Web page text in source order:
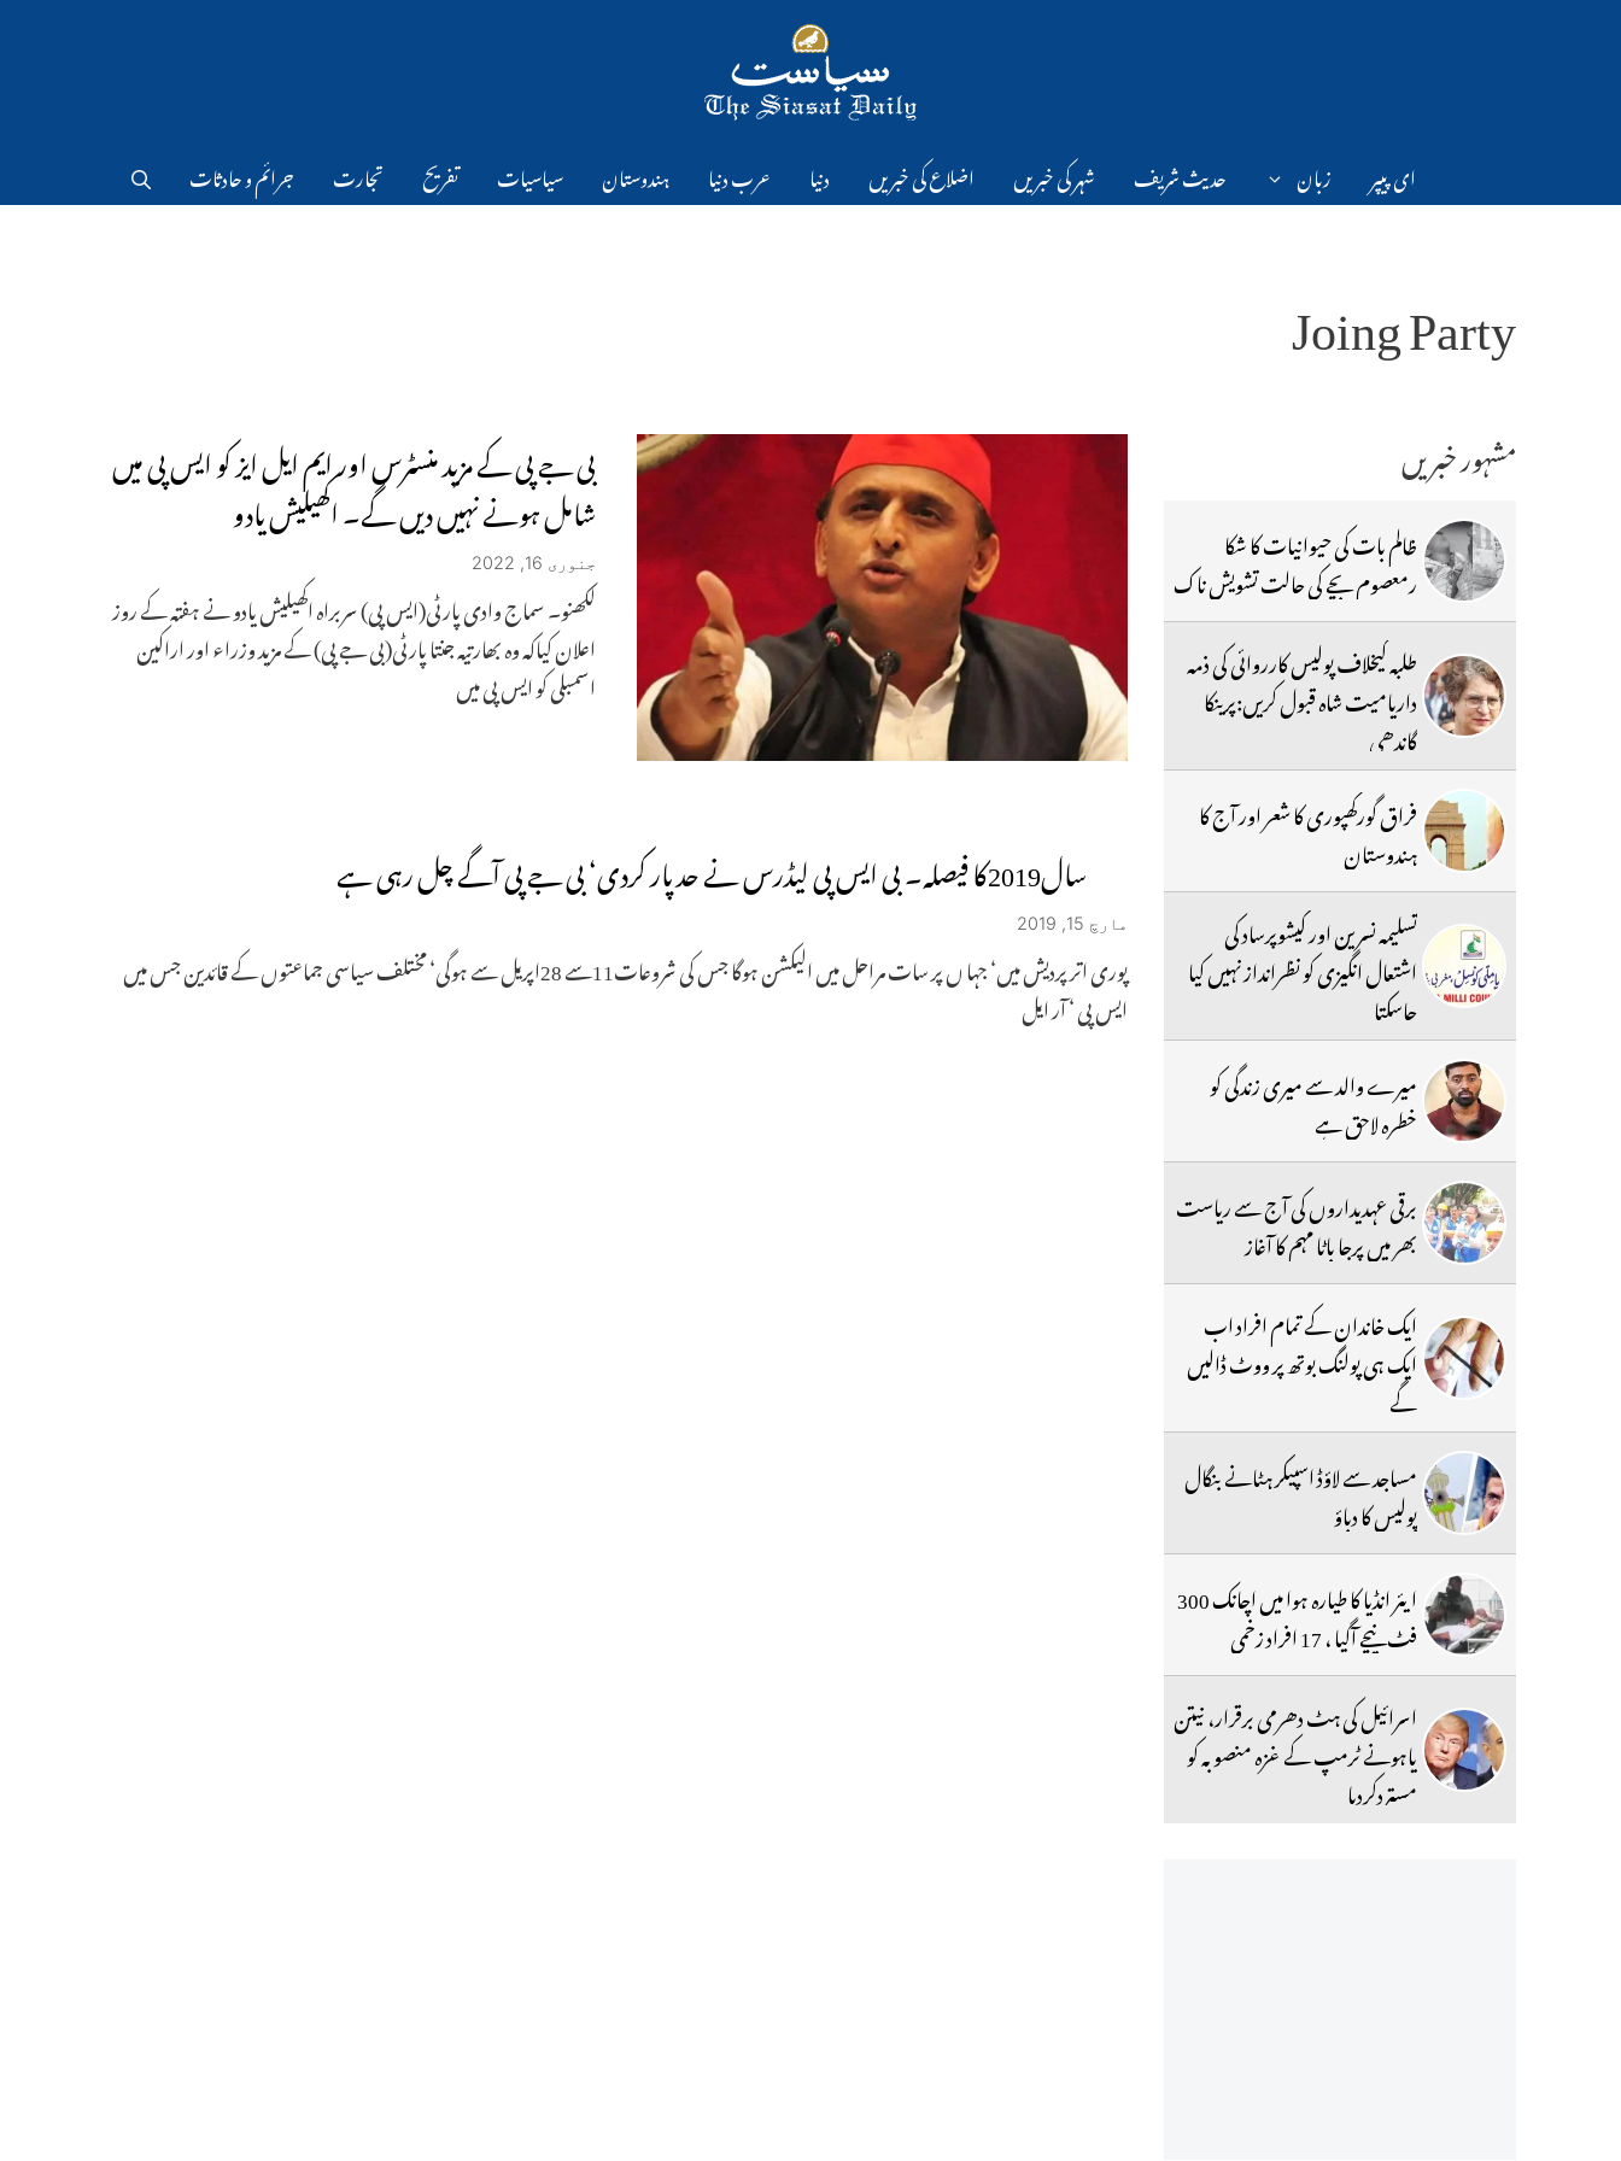
ای پیپر زبان حدیث شریف شہر کی خبریں اضلاع کی خبریں دنیا عرب دنیا ہندوستان سیاسیات تفریح تجارت جرائم و حادثات
Joing Party
بی جے پی کے مزید منسٹرس اور ایم ایل ایز کو ایس پی میں
شامل ہونے نہیں دیں گے۔ اکھیلیش یادو
جنوری 16, 2022
لکھنو۔ سماج وادی پارٹی(ایس پی) سربراہ اکھیلیش یادو نے ہفتہ کے روز
اعلان کیاکہ وہ بھارتیہ جنتا پارٹی(بی جے پی) کے مزید وزراء اور اراکین
اسمبلی کو ایس پی میں
سال2019کا فیصلہ۔ بی ایس پی لیڈرس نے حد پار کردی‘ بی جے پی آگے چل رہی ہے
مارچ 15, 2019
پوری اتر پردیش میں‘ جہا ں پر سات مراحل میں الیکشن ہوگا جس کی شروعات11سے 28اپریل سے ہوگی‘ مختلف سیاسی جماعتوں کے قائدین جس میں
ایس پی ‘ آر ایل
مشہور خبریں
ظالم بات کی حیوانیات کا شکا
رمعصوم بچے کی حالت تشویش ناک
طلبہ کیخلاف پولیس کارروائی کی ذمہ
داریامیت شاہ قبول کریں:پرینکا
گاندھی
فراق گورکھپوری کا شعر اور آج کا
ہندوستان
تسلیمہ نسرین اور کیشوپرساد کی
اشتعال انگیزی کو نظرانداز نہیں کیا
جاسکتا
میرے والد سے میری زندگی کو
خطرہ لاحق ہے
برقی عہدیداروں کی آج سے ریاست
بھر میں پرجا باٹا مہم کا آغاز
ایک خاندان کے تمام افراد اب
ایک ہی پولنگ بوتھ پر ووٹ ڈالیں
گے
مساجد سے لاؤڈ اسپیکر ہٹانے بنگال
پولیس کا دباؤ
ایئر انڈیا کا طیارہ ہوا میں اچانک 300
فٹ نیچے آگیا ، 17 افراد زخمی
اسرائیل کی ہٹ دھرمی برقرار، نیتن
یاہونے ٹرمپ کے غزہ منصوبہ کو
مستردکردیا